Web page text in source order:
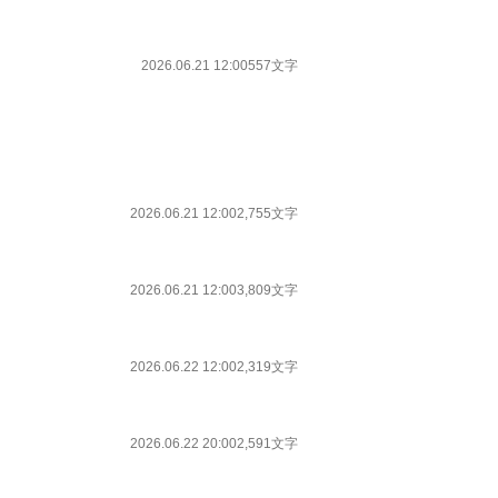
2026.06.21 12:00557文字
2026.06.21 12:002,755文字
2026.06.21 12:003,809文字
2026.06.22 12:002,319文字
2026.06.22 20:002,591文字